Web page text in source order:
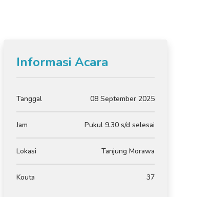
Informasi Acara
Tanggal 08 September 2025
Jam Pukul 9.30 s/d selesai
Lokasi Tanjung Morawa
Kouta 37